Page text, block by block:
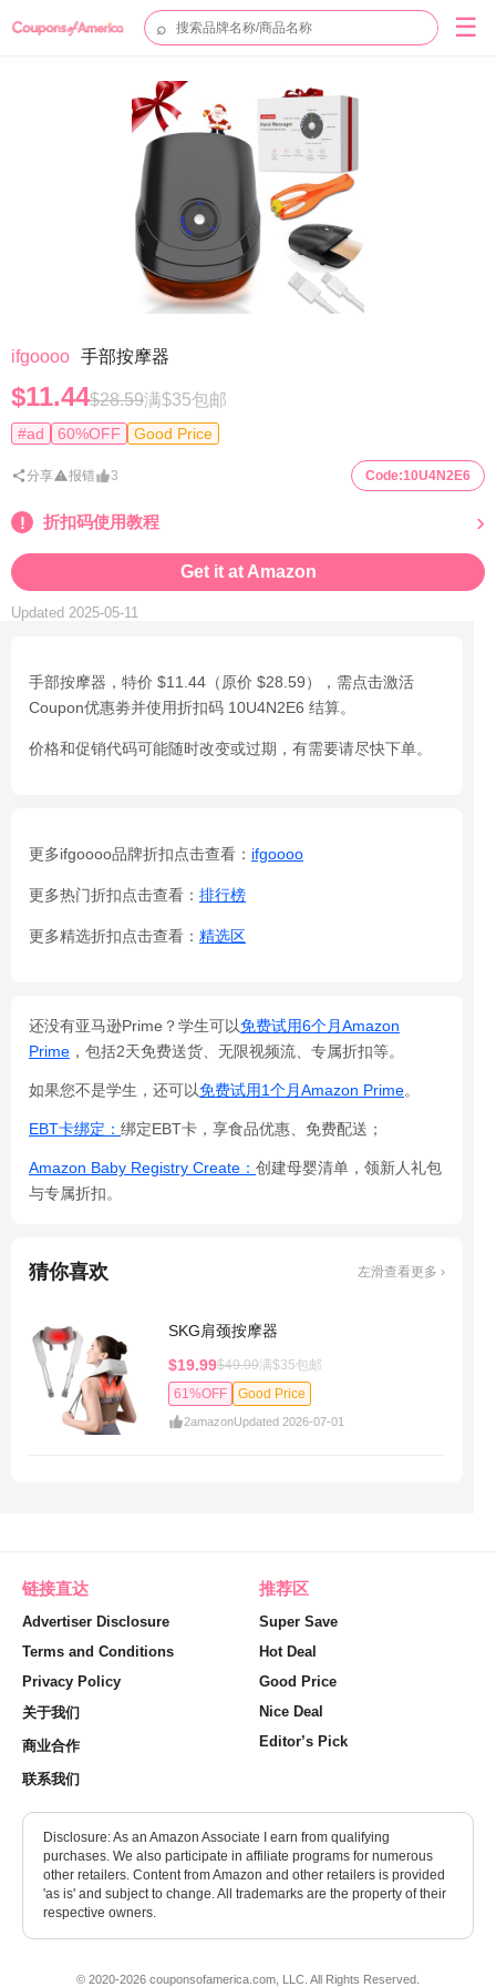
⌕ ☰
ifgoooo 手部按摩器
$11.44$28.59满$35包邮
#ad 60%OFF Good Price
分享 报错 3 Code:10U4N2E6
折扣码使用教程
Get it at Amazon
Updated 2025-05-11
手部按摩器，特价 $11.44（原价 $28.59），需点击激活
Coupon优惠劵并使用折扣码 10U4N2E6 结算。
价格和促销代码可能随时改变或过期，有需要请尽快下单。
更多ifgoooo品牌折扣点击查看： ifgoooo
更多热门折扣点击查看： 排行榜
更多精选折扣点击查看： 精选区
还没有亚马逊Prime？学生可以免费试用6个月Amazon
Prime ，包括2天免费送货、无限视频流、专属折扣等。
如果您不是学生，还可以免费试用1个月Amazon Prime。
EBT卡绑定： 绑定EBT卡，享食品优惠、免费配送；
Amazon Baby Registry Create： 创建母婴清单，领新人礼包
与专属折扣。
猜你喜欢 左滑查看更多 ›
SKG肩颈按摩器
$19.99$49.99满$35包邮
61%OFF
Good Price
2amazonUpdated 2026-07-01
链接直达
Advertiser Disclosure
Terms and Conditions
Privacy Policy
关于我们
商业合作
联系我们
推荐区
Super Save
Hot Deal
Good Price
Nice Deal
Editor’s Pick
Disclosure: As an Amazon Associate I earn from qualifying
purchases. We also participate in affiliate programs for numerous
other retailers. Content from Amazon and other retailers is provided
'as is' and subject to change. All trademarks are the property of their
respective owners.
© 2020-2026 couponsofamerica.com, LLC. All Rights Reserved.